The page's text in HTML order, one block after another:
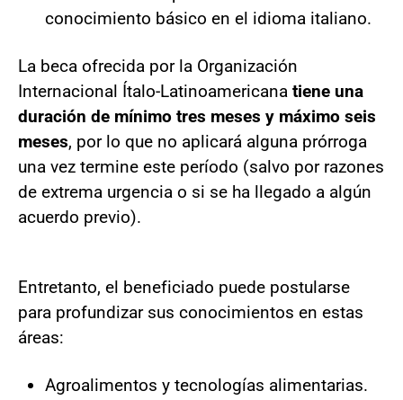
conocimiento básico en el idioma italiano.
La beca ofrecida por la Organización
Internacional Ítalo-Latinoamericana tiene una
duración de mínimo tres meses y máximo seis
meses, por lo que no aplicará alguna prórroga
una vez termine este período (salvo por razones
de extrema urgencia o si se ha llegado a algún
acuerdo previo).
Entretanto, el beneficiado puede postularse
para profundizar sus conocimientos en estas
áreas:
Agroalimentos y tecnologías alimentarias.